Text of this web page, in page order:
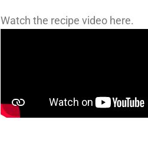
Watch the recipe video here.